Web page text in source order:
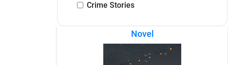
Crime Stories
Novel